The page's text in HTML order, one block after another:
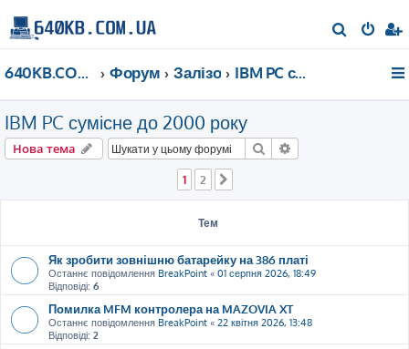
о
640KB.COM.UA Форум Залізо IBM PC сумісне до 2000 року
IBM PC сумісне до 2000 року
Нова тема Пошук
1 2
Тем
Як зробити зовнішню батарейку на 386 платі
Останнє повідомлення BreakPoint « 01 серпня 2026, 18:49
Відповіді: 6
Помилка MFM контролера на MAZOVIA XT
Останнє повідомлення BreakPoint « 22 квітня 2026, 13:48
Відповіді: 2